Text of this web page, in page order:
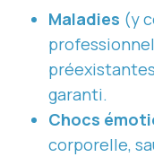
Maladies (y
garanti.
Chocs
corporelle,